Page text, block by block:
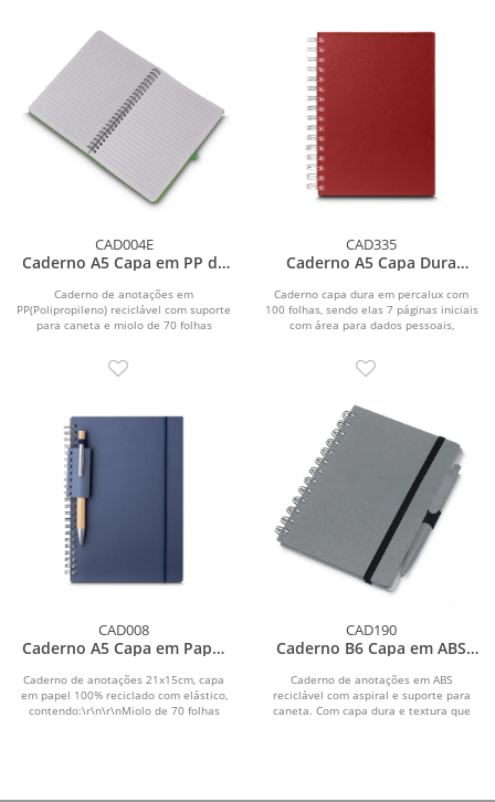
CAD004E
Caderno A5 Capa em PP de
Caderno de anotações em
PP(Polipropileno) reciclável com suporte
para caneta e miolo de 70 folhas
CAD335
Caderno A5 Capa Dura
Caderno capa dura em percalux com
100 folhas, sendo elas 7 páginas iniciais
com área para dados pessoais,
CAD008
Caderno A5 Capa em Papel
Caderno de anotações 21x15cm, capa
em papel 100% reciclado com elástico,
contendo:\r\n\r\nMiolo de 70 folhas
CAD190
Caderno B6 Capa em ABS
Caderno de anotações em ABS
reciclável com aspiral e suporte para
caneta. Com capa dura e textura que